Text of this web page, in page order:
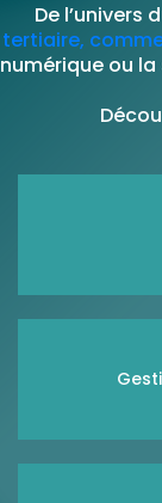
De l’univers
tertiaire,
numérique ou